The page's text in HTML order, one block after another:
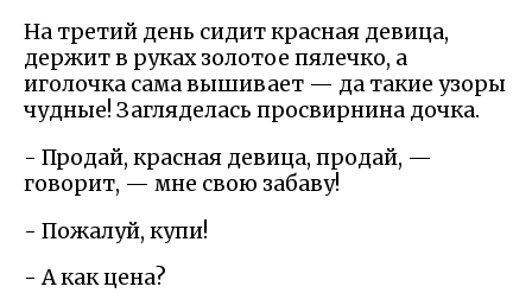
На третий день сидит красная девица,
держит в руках золотое пялечко, а
иголочка сама вышивает — да такие узоры
чудные! Загляделась просвирнина дочка.
- Продай, красная девица, продай, —
говорит, — мне свою забаву!
- Пожалуй, купи!
- А как цена?